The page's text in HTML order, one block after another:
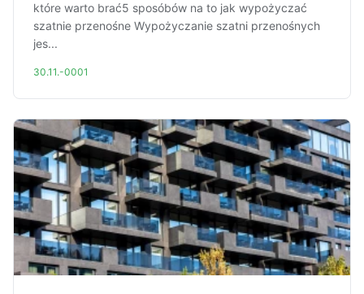
które warto brać5 sposóbów na to jak wypożyczać
szatnie przenośne Wypożyczanie szatni przenośnych
jes...
30.11.-0001